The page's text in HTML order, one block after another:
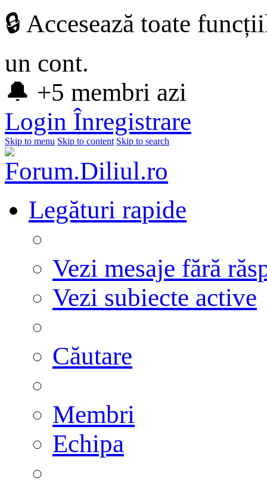
🔒 Accesează toate
un cont.
🔔 +5 membri azi
Login Înregistrare
Skip to menu Skip to content Skip to search
Legături rapide
Vezi mesaje fără
Vezi subiecte active
Căutare
Membri
Echipa